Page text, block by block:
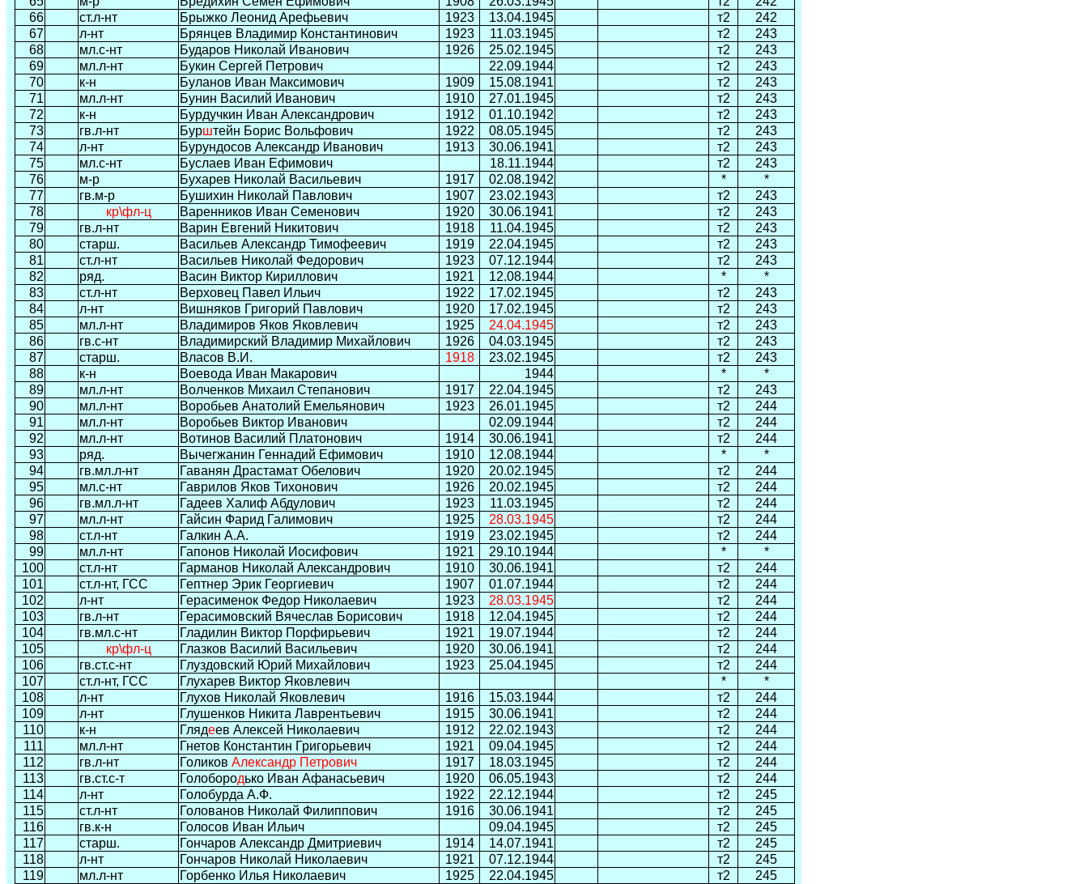
66
ст.л-нт Брыжко Леонид Арефьевич 1923 13.04.1945 т2
242
67
л-нт Брянцев Владимир Константинович 1923 11.03.1945 т2
243
68
мл.с-нт Бударов Николай Иванович 1926 25.02.1945 т2
243
69
мл.л-нт Букин Сергей Петрович 22.09.1944 т2
243
70
к-н Буланов Иван Максимович 1909 15.08.1941 т2
243
71
мл.л-нт Бунин Василий Иванович 1910 27.01.1945 т2
243
72
к-н Бурдучкин Иван Александрович 1912 01.10.1942 т2
243
73
гв.л-нт Бурштейн Борис Вольфович 1922 08.05.1945 т2
243
74
л-нт Бурундосов Александр Иванович 1913 30.06.1941 т2
243
75
мл.с-нт Буслаев Иван Ефимович 18.11.1944 т2
243
76
м-р Бухарев Николай Васильевич 1917 02.08.1942 *
*
77
гв.м-р Бушихин Николай Павлович 1907 23.02.1943 т2
243
78
кр\фл-ц Варенников Иван Семенович 1920 30.06.1941 т2
243
79
гв.л-нт Варин Евгений Никитович 1918 11.04.1945 т2
243
80
старш. Васильев Александр Тимофеевич 1919 22.04.1945 т2
243
81
ст.л-нт Васильев Николай Федорович 1923 07.12.1944 т2
243
82
ряд. Васин Виктор Кириллович 1921 12.08.1944 *
*
83
ст.л-нт Верховец Павел Ильич 1922 17.02.1945 т2
243
84
л-нт Вишняков Григорий Павлович 1920 17.02.1945 т2
243
85
мл.л-нт Владимиров Яков Яковлевич 1925 24.04.1945 т2
243
86
гв.с-нт Владимирский Владимир Михайлович 1926 04.03.1945 т2
243
87
старш. Власов В.И. 1918 23.02.1945 т2
243
88
к-н Воевода Иван Макарович 1944 *
*
89
мл.л-нт Волченков Михаил Степанович 1917 22.04.1945 т2
243
90
мл.л-нт Воробьев Анатолий Емельянович 1923 26.01.1945 т2
244
91
мл.л-нт Воробьев Виктор Иванович 02.09.1944 т2
244
92
мл.л-нт Вотинов Василий Платонович 1914 30.06.1941 т2
244
93
ряд. Вычегжанин Геннадий Ефимович 1910 12.08.1944 *
*
94
гв.мл.л-нт Гаванян Драстамат Обелович 1920 20.02.1945 т2
244
95
мл.с-нт Гаврилов Яков Тихонович 1926 20.02.1945 т2
244
96
гв.мл.л-нт Гадеев Халиф Абдулович 1923 11.03.1945 т2
244
97
мл.л-нт Гайсин Фарид Галимович 1925 28.03.1945 т2
244
98
ст.л-нт Галкин А.А. 1919 23.02.1945 т2
244
99
мл.л-нт Гапонов Николай Иосифович 1921 29.10.1944 *
*
100
ст.л-нт Гарманов Николай Александрович 1910 30.06.1941 т2
244
101
ст.л-нт, ГСС Гептнер Эрик Георгиевич 1907 01.07.1944 т2
244
102
л-нт Герасименок Федор Николаевич 1923 28.03.1945 т2
244
103
гв.л-нт Герасимовский Вячеслав Борисович 1918 12.04.1945 т2
244
104
гв.мл.с-нт Гладилин Виктор Порфирьевич 1921 19.07.1944 т2
244
105
кр\фл-ц Глазков Василий Васильевич 1920 30.06.1941 т2
244
106
гв.ст.с-нт Глуздовский Юрий Михайлович 1923 25.04.1945 т2
244
107
ст.л-нт, ГСС Глухарев Виктор Яковлевич *
*
108
л-нт Глухов Николай Яковлевич 1916 15.03.1944 т2
244
109
л-нт Глушенков Никита Лаврентьевич 1915 30.06.1941 т2
244
110
к-н Глядеев Алексей Николаевич 1912 22.02.1943 т2
244
111
мл.л-нт Гнетов Константин Григорьевич 1921 09.04.1945 т2
244
112
гв.л-нт Голиков Александр Петрович 1917 18.03.1945 т2
244
113
гв.ст.с-т Голобородько Иван Афанасьевич 1920 06.05.1943 т2
244
114
л-нт Голобурда А.Ф. 1922 22.12.1944 т2
245
115
ст.л-нт Голованов Николай Филиппович 1916 30.06.1941 т2
245
116
гв.к-н Голосов Иван Ильич 09.04.1945 т2
245
117
старш. Гончаров Александр Дмитриевич 1914 14.07.1941 т2
245
118
л-нт Гончаров Николай Николаевич 1921 07.12.1944 т2
245
119
мл.л-нт Горбенко Илья Николаевич 1925 22.04.1945 т2
245